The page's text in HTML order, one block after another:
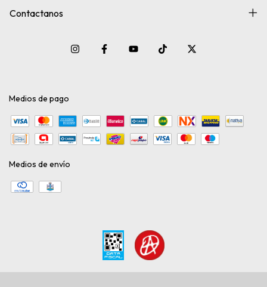
Contactanos
Medios de pago
Medios de envío